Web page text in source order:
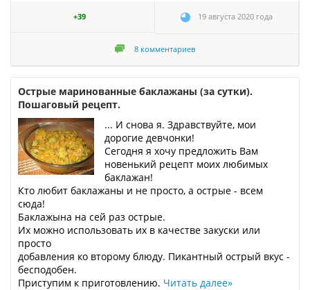
+39 19 августа 2020 года
8 комментариев
Острые маринованные баклажаны (за сутки).
Пошаговый рецепт.
... И снова я. Здравствуйте, мои
дорогие девчонки!
Сегодня я хочу предложить Вам
новенький рецепт моих любимых
баклажан!
Кто любит баклажаны и не просто, а острые - всем
сюда!
Баклажына на сей раз острые.
Их можно использовать их в качестве закуски или
просто
добавления ко второму блюду. Пикантный острый вкус -
бесподобен.
Приступим к приготовлению. Читать далее»